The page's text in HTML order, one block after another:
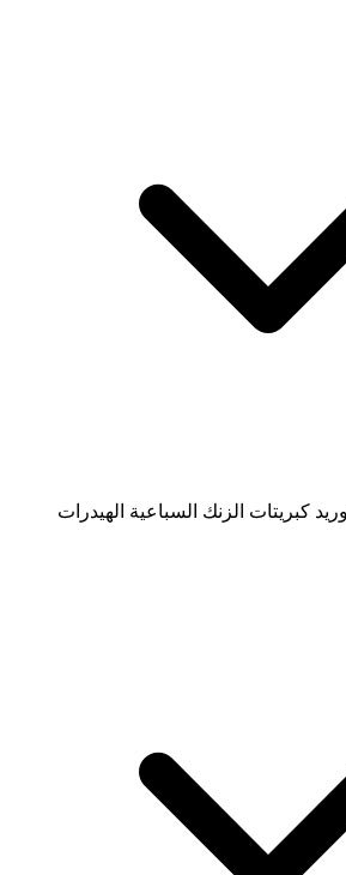
كبريتات الزنك السباعية الهيدرات